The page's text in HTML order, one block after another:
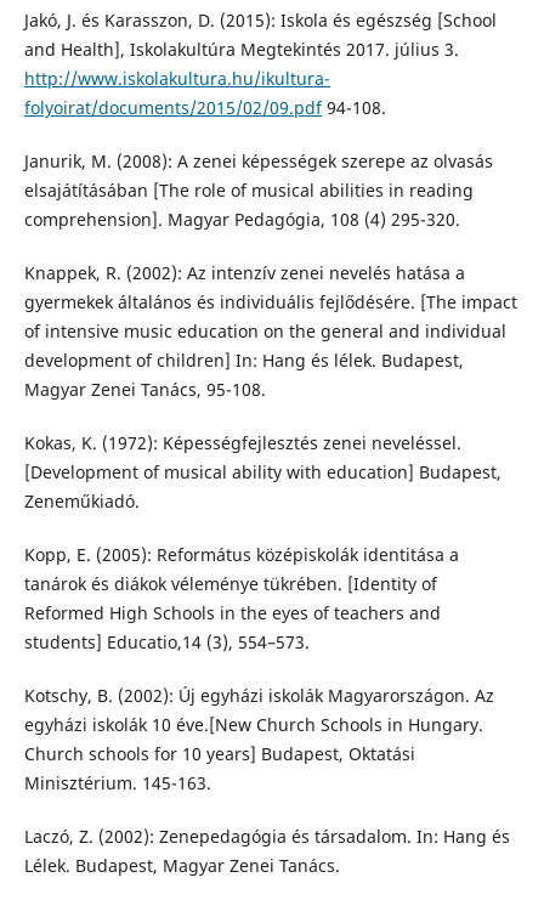
Jakó, J. és Karasszon, D. (2015): Iskola és egészség [School
and Health], Iskolakultúra Megtekintés 2017. július 3.
http://www.iskolakultura.hu/ikultura-
folyoirat/documents/2015/02/09.pdf94-108.
Janurik, M. (2008): A zenei képességek szerepe az olvasás
elsajátításában [The role of musical abilities in reading
comprehension]. Magyar Pedagógia, 108 (4) 295-320.
Knappek, R. (2002): Az intenzív zenei nevelés hatása a
gyermekek általános és individuális fejlődésére. [The impact
of intensive music education on the general and individual
development of children] In: Hang és lélek. Budapest,
Magyar Zenei Tanács, 95-108.
Kokas, K. (1972): Képességfejlesztés zenei neveléssel.
[Development of musical ability with education] Budapest,
Zeneműkiadó.
Kopp, E. (2005): Református középiskolák identitása a
tanárok és diákok véleménye tükrében. [Identity of
Reformed High Schools in the eyes of teachers and
students] Educatio,14 (3), 554–573.
Kotschy, B. (2002): Új egyházi iskolák Magyarországon. Az
egyházi iskolák 10 éve.[New Church Schools in Hungary.
Church schools for 10 years] Budapest, Oktatási
Minisztérium. 145-163.
Laczó, Z. (2002): Zenepedagógia és társadalom. In: Hang és
Lélek. Budapest, Magyar Zenei Tanács.